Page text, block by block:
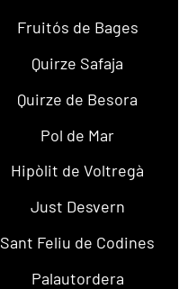
Fruitós de Bages
Quirze Safaja
Quirze de Besora
Pol de Mar
Hipòlit de Voltregà
Just Desvern
Sant Feliu de Codines
Palautordera